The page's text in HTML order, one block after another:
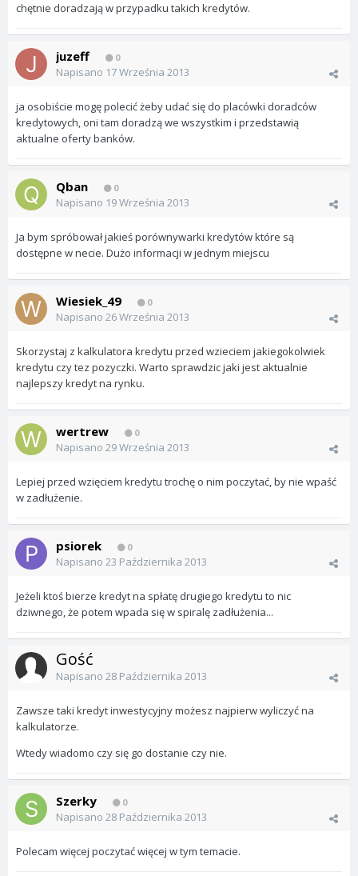
chętnie doradzają w przypadku takich kredytów.
juzeff 0
Napisano 17 Września 2013
ja osobiście mogę polecić żeby udać się do placówki doradców
kredytowych, oni tam doradzą we wszystkim i przedstawią
aktualne oferty banków.
Qban 0
Napisano 19 Września 2013
Ja bym spróbował jakieś porównywarki kredytów które są
dostępne w necie. Dużo informacji w jednym miejscu
Wiesiek_49 0
Napisano 26 Września 2013
Skorzystaj z kalkulatora kredytu przed wzieciem jakiegokolwiek
kredytu czy tez pozyczki. Warto sprawdzic jaki jest aktualnie
najlepszy kredyt na rynku.
wertrew 0
Napisano 29 Września 2013
Lepiej przed wzięciem kredytu trochę o nim poczytać, by nie wpaść
w zadłużenie.
psiorek 0
Napisano 23 Października 2013
Jeżeli ktoś bierze kredyt na spłatę drugiego kredytu to nic
dziwnego, że potem wpada się w spiralę zadłużenia...
Gość
Napisano 28 Października 2013
Zawsze taki kredyt inwestycyjny możesz najpierw wyliczyć na
kalkulatorze.
Wtedy wiadomo czy się go dostanie czy nie.
Szerky 0
Napisano 28 Października 2013
Polecam więcej poczytać więcej w tym temacie.